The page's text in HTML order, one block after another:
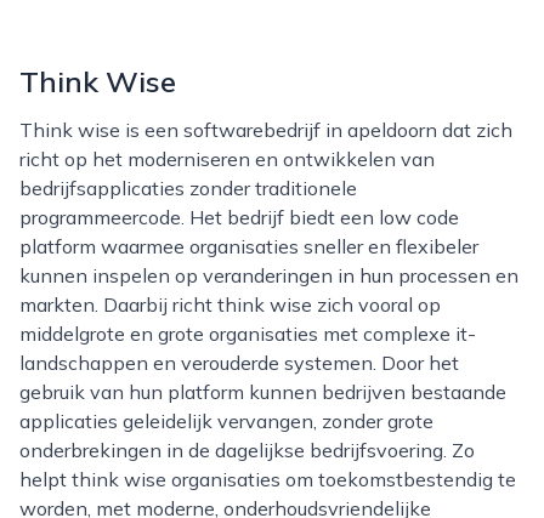
Think Wise
Think wise is een softwarebedrijf in apeldoorn dat zich
richt op het moderniseren en ontwikkelen van
bedrijfsapplicaties zonder traditionele
programmeercode. Het bedrijf biedt een low code
platform waarmee organisaties sneller en flexibeler
kunnen inspelen op veranderingen in hun processen en
markten. Daarbij richt think wise zich vooral op
middelgrote en grote organisaties met complexe it-
landschappen en verouderde systemen. Door het
gebruik van hun platform kunnen bedrijven bestaande
applicaties geleidelijk vervangen, zonder grote
onderbrekingen in de dagelijkse bedrijfsvoering. Zo
helpt think wise organisaties om toekomstbestendig te
worden, met moderne, onderhoudsvriendelijke